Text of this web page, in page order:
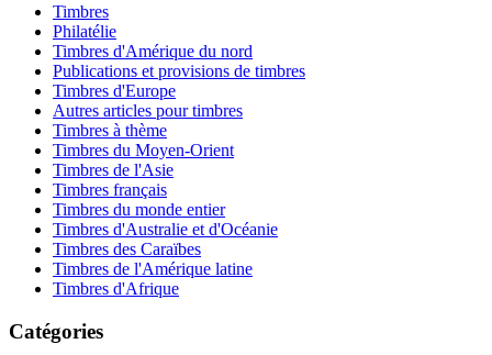
Timbres
Philatélie
Timbres d'Amérique du nord
Publications et provisions de timbres
Timbres d'Europe
Autres articles pour timbres
Timbres à thème
Timbres du Moyen-Orient
Timbres de l'Asie
Timbres français
Timbres du monde entier
Timbres d'Australie et d'Océanie
Timbres des Caraïbes
Timbres de l'Amérique latine
Timbres d'Afrique
Catégories